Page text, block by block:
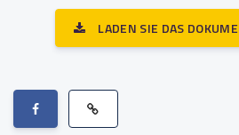
LADEN SIE DAS